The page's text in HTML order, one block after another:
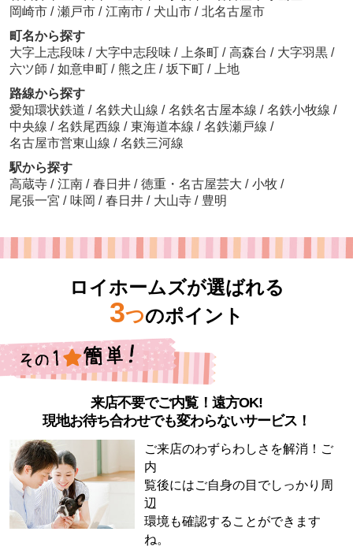
岡崎市 / 瀬戸市 / 江南市 / 犬山市 / 北名古屋市
町名から探す
大字上志段味 / 大字中志段味 / 上条町 / 高森台 / 大字羽黒 /
六ツ師 / 如意申町 / 熊之庄 / 坂下町 /
上地
路線から探す
愛知環状鉄道 / 名鉄犬山線 / 名鉄名古屋本線 / 名鉄小牧線 /
中央線 / 名鉄尾西線 / 東海道本線 / 名鉄瀬戸線 /
名古屋市営東山線 / 名鉄三河線
駅から探す
高蔵寺 / 江南 / 春日井 / 徳重・名古屋芸大 / 小牧 /
尾張一宮 / 味岡 / 春日井 / 大山寺 / 豊明
ロイホームズが選ばれる
3つのポイント
来店不要でご内覧！遠方OK!
現地お待ち合わせでも変わらないサービス！
ご来店のわずらわしさを解消！ご
内
覧後にはご自身の目でしっかり周
辺
環境も確認することができます
ね。